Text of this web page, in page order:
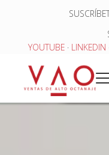
Saltar al contenido
Skip to header right
YOUTUBE · LINKEDIN
Ventas de Alto